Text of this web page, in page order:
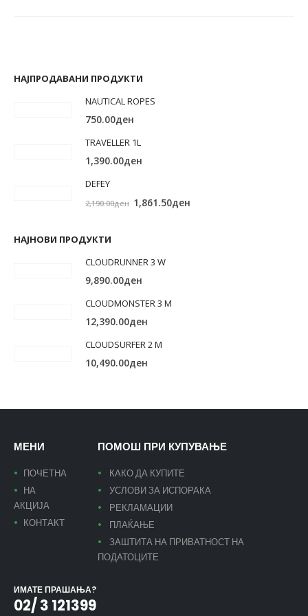
НАЈПРОДАВАНИ ПРОДУКТИ
NAUTICAL ROPES
750.00ден
TRAVELLER 1L
1,390.00ден
DEFEY
2,190.00ден Original
1,861.50ден
НАЈНОВИ ПРОДУКТИ
CLOUDRUNNER 3 W
9,890.00ден
CLOUDMONSTER 3 M
12,390.00ден
CLOUDSURFER 2 M
10,490.00ден
МЕНИ
ПОЧЕТНА
НА
АКЦИЈА
КОНТАКТ
ПОМОШ ПРИ КУПУВАЊЕ
КАКО ДА КУПИТЕ
УСЛОВИ ЗА ИСПОРАКА
РЕКЛАМАЦИИ
ПЛАЌАЊЕ
ЗАШТИТА НА ПРИВАТНОСТ НА
ПОДАТОЦИТЕ
ИМАТЕ ПРАШАЊА?
02/ 3 121399